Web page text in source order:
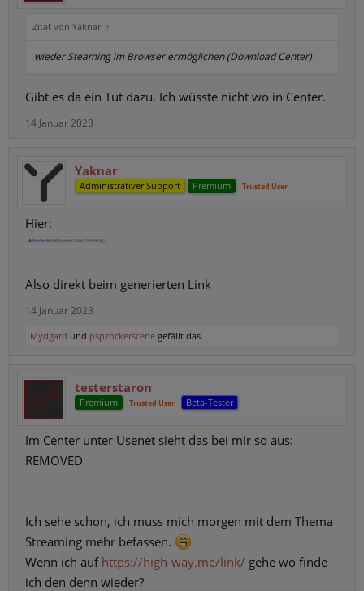
Zitat von Yaknar: ↑
wieder Steaming im Browser ermöglichen (Download Center)
Gibt es da ein Tut dazu. Ich wüsste nicht wo in Center.
14 Januar 2023
Yaknar
Administrativer Support Premium Trusted User
Hier:
Also direkt beim generierten Link
14 Januar 2023
Mydgard und pspzockerscene gefällt das.
testerstaron
Premium Trusted User Beta-Tester
Im Center unter Usenet sieht das bei mir so aus:
REMOVED
Ich sehe schon, ich muss mich morgen mit dem Thema
Streaming mehr befassen.
Wenn ich auf https://high-way.me/link/ gehe wo finde
ich den denn wieder?